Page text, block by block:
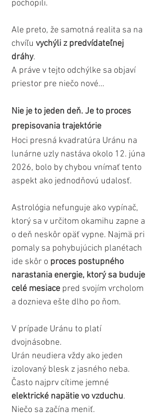
pochopili.
Ale preto, že samotná realita sa na
chvíľu vychýli z predvídateľnej
dráhy.
A práve v tejto odchýlke sa objaví
priestor pre niečo nové...
Nie je to jeden deň. Je to proces
prepisovania trajektórie
Hoci presná kvadratúra Uránu na
lunárne uzly nastáva okolo 12. júna
2026, bolo by chybou vnímať tento
aspekt ako jednodňovú udalosť.
Astrológia nefunguje ako vypínač,
ktorý sa v určitom okamihu zapne a
o deň neskôr opäť vypne. Najmä pri
pomaly sa pohybujúcich planétach
ide skôr o proces postupného
narastania energie, ktorý sa buduje
celé mesiace pred svojím vrcholom
a doznieva ešte dlho po ňom.
V prípade Uránu to platí
dvojnásobne.
Urán neudiera vždy ako jeden
izolovaný blesk z jasného neba.
Často najprv cítime jemné
elektrické napätie vo vzduchu.
Niečo sa začína meniť.